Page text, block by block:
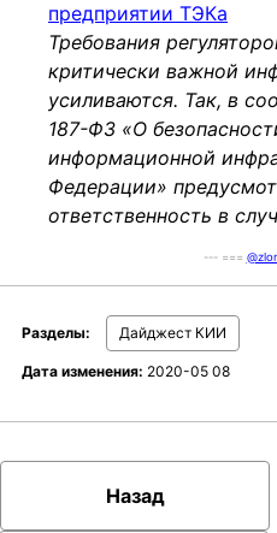
предприятии ТЭКа
Требования
критически важной
усиливаются. Так, в
187-ФЗ «О
информационной
Федерации»
ответственность в
--- ===
Разделы: Дайджест КИИ
Дата изменения: 2020-05 08
Назад